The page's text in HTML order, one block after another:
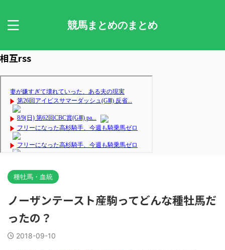
競馬まとめのまとめ
相互rss
種牡馬・血統
ノーザンテースト産駒ってどんな種牡馬だ
ったの？
2018-09-10